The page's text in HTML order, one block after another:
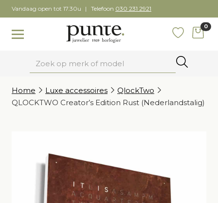
Skip
to
content
Vandaag open tot 17.30u Telefoon 030 231 2921
Toggle navigation
0
Home
Luxe accessoires
QlockTwo
QLOCKTWO Creator’s Edition Rust (Nederlandstalig)